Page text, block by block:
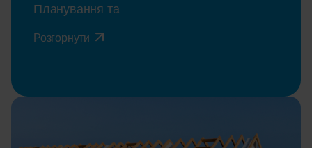
Планування та
Розгорнути